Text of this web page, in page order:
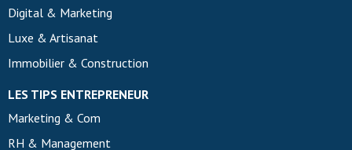
Digital & Marketing
Luxe & Artisanat
Immobilier & Construction
LES TIPS ENTREPRENEUR
Marketing & Com
RH & Management